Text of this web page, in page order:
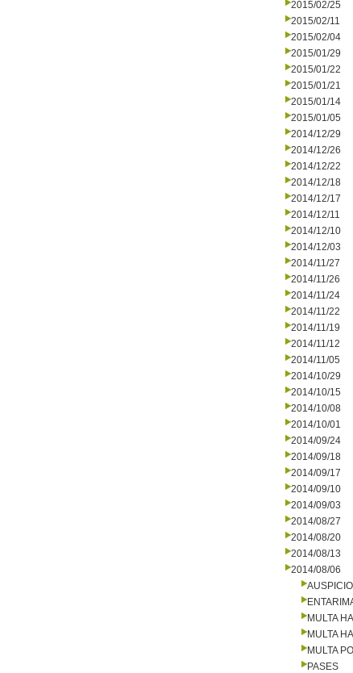
2015/02/25
2015/02/11
2015/02/04
2015/01/29
2015/01/22
2015/01/21
2015/01/14
2015/01/05
2014/12/29
2014/12/26
2014/12/22
2014/12/18
2014/12/17
2014/12/11
2014/12/10
2014/12/03
2014/11/27
2014/11/26
2014/11/24
2014/11/22
2014/11/19
2014/11/12
2014/11/05
2014/10/29
2014/10/15
2014/10/08
2014/10/01
2014/09/24
2014/09/18
2014/09/17
2014/09/10
2014/09/03
2014/08/27
2014/08/20
2014/08/13
2014/08/06
AUSPICIO
MULTA
MULTA
MULTA
PASES